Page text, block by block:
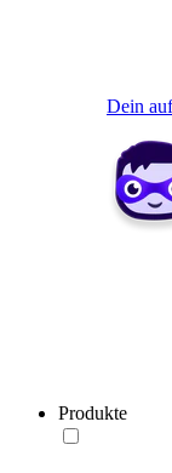
Dein
Produkte